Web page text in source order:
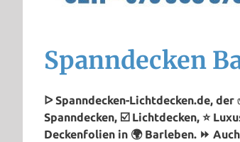
Spanndecken
ᐅ Spanndecken-Lichtdecken.de,
Spanndecken, ☑️ Lichtdecken, ⭐
Deckenfolien in 🌍 Barleben. ⏩